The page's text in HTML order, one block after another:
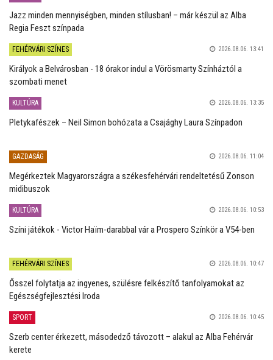
Jazz minden mennyiségben, minden stílusban! – már készül az Alba
Regia Feszt színpada
FEHÉRVÁRI SZÍNES 2026.08.06. 13:41
Királyok a Belvárosban - 18 órakor indul a Vörösmarty Színháztól a
szombati menet
KULTÚRA 2026.08.06. 13:35
Pletykafészek – Neil Simon bohózata a Csajághy Laura Színpadon
GAZDASÁG 2026.08.06. 11:04
Megérkeztek Magyarországra a székesfehérvári rendeltetésű Zonson
midibuszok
KULTÚRA 2026.08.06. 10:53
Színi játékok - Victor Haïm-darabbal vár a Prospero Színkör a V54-ben
FEHÉRVÁRI SZÍNES 2026.08.06. 10:47
Ősszel folytatja az ingyenes, szülésre felkészítő tanfolyamokat az
Egészségfejlesztési Iroda
SPORT 2026.08.06. 10:45
Szerb center érkezett, másodedző távozott – alakul az Alba Fehérvár
kerete